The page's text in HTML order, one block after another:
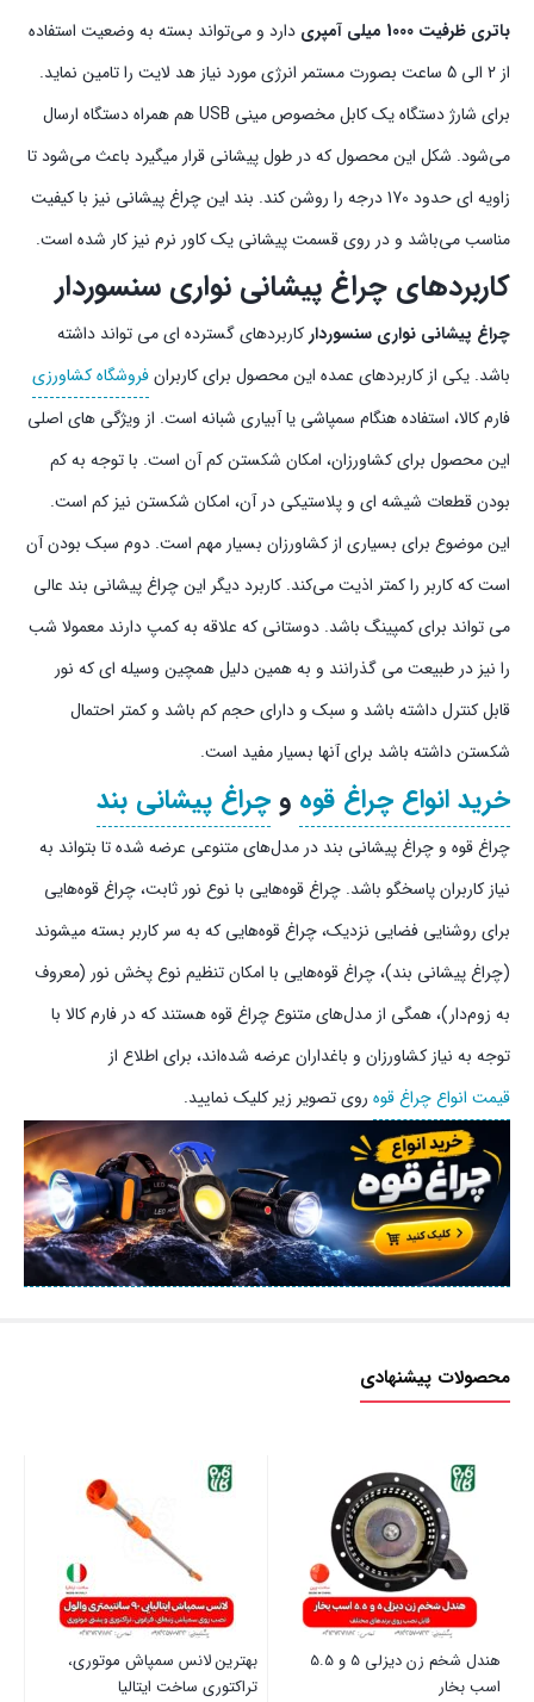
باتری ظرفیت 1000 میلی آمپری
دارد و می‌تواند بسته به وضعیت استفاده
از 2 الی 5 ساعت بصورت مستمر انرژی مورد نیاز هد لایت را تامین نماید.
برای شارژ دستگاه یک کابل مخصوص مینی USB هم همراه دستگاه ارسال
می‌شود. شکل این محصول که در طول پیشانی قرار میگیرد باعث می‌شود تا
زاویه ای حدود 170 درجه را روشن کند. بند این چراغ پیشانی نیز با کیفیت
مناسب می‌باشد و در روی قسمت پیشانی یک کاور نرم نیز کار شده است.
کاربردهای چراغ پیشانی نواری سنسوردار
چراغ پیشانی نواری سنسوردار کاربردهای گسترده ای می تواند داشته
باشد. یکی از کاربردهای عمده این محصول برای کاربرانفروشگاه کشاورزی
فارم کالا، استفاده هنگام سمپاشی یا آبیاری شبانه است. از ویژگی های اصلی
این محصول برای کشاورزان، امکان شکستن کم آن است. با توجه به کم
بودن قطعات شیشه ای و پلاستیکی در آن،‌ امکان شکستن نیز کم است.
این موضوع برای بسیاری از کشاورزان بسیار مهم است. دوم سبک بودن آن
است که کاربر را کمتر اذیت می‌کند. کاربرد دیگر این چراغ پیشانی بند عالی
می تواند برای کمپینگ باشد. دوستانی که علاقه به کمپ دارند معمولا شب
را نیز در طبیعت می گذرانند و به همین دلیل همچین وسیله ای که نور
قابل کنترل داشته باشد و سبک و دارای حجم کم باشد و کمتر احتمال
شکستن داشته باشد برای آنها بسیار مفید است.
خرید انواع چراغ قوه چراغ پیشانی بند
چراغ قوه و چراغ پیشانی بند در مدل‌های متنوعی عرضه شده‌ تا بتواند به
نیاز کاربران پاسخگو باشد. چراغ قوه‌هایی با نوع نور ثابت، چراغ قوه‌هایی
برای روشنایی فضایی نزدیک، چراغ قوه‌هایی که به سر کاربر بسته میشوند
(چراغ پیشانی بند)، چراغ قوه‌هایی با امکان تنظیم نوع پخش نور (معروف
به زوم‌دار)، همگی از مدل‌های متنوع چراغ قوه هستند که در فارم کالا با
توجه به نیاز کشاورزان و باغداران عرضه شده‌اند، برای اطلاع از
قیمت انواع چراغ قوه روی تصویر زیر کلیک نمایید.
محصولات پیشنهادی
هندل شخم زن دیزلی 5 و 5.5
اسب بخار
بهترین لانس سمپاش موتوری،
تراکتوری ساخت ایتالیا